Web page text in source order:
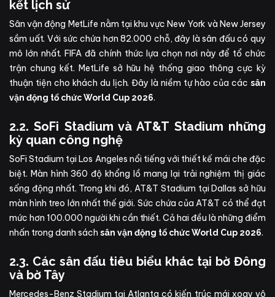
kết lịch sử
Sân vận động MetLife nằm tại khu vực New York và New Jersey
sầm uất. Với sức chứa hơn 82.000 chỗ, đây là sân đấu có quy
mô lớn nhất. FIFA đã chính thức lựa chọn nơi này để tổ chức
trận chung kết. MetLife sở hữu hệ thống giao thông cực kỳ
thuận tiện cho khách du lịch. Đây là niềm tự hào của các sân
vận động tổ chức World Cup 2026.
2.2. SoFi Stadium và AT&T Stadium những
kỳ quan công nghệ
SoFi Stadium tại Los Angeles nổi tiếng với thiết kế mái che đặc
biệt. Màn hình 360 độ khổng lồ mang lại trải nghiệm thị giác
sống động nhất. Trong khi đó, AT&T Stadium tại Dallas sở hữu
màn hình treo lớn nhất thế giới. Sức chứa của AT&T có thể đạt
mức hơn 100.000 người khi cần thiết. Cả hai đều là những điểm
nhấn trong danh sách sân vận động tổ chức World Cup 2026.
2.3. Các sân đấu tiêu biểu khác tại bờ Đông
và bờ Tây
Mercedes-Benz Stadium tại Atlanta có kiến trúc mái xoay vô